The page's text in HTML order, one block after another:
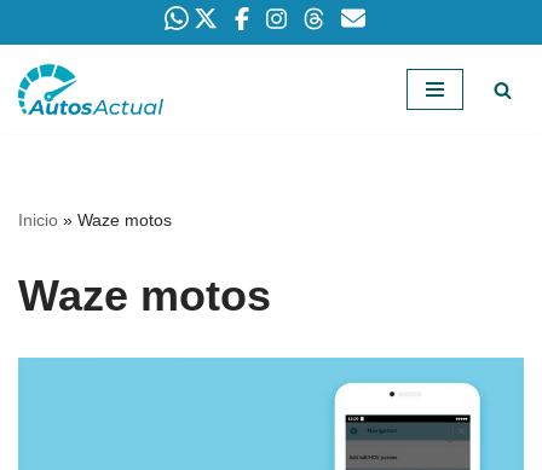
Saltar
Inicio » Waze motos
Waze motos